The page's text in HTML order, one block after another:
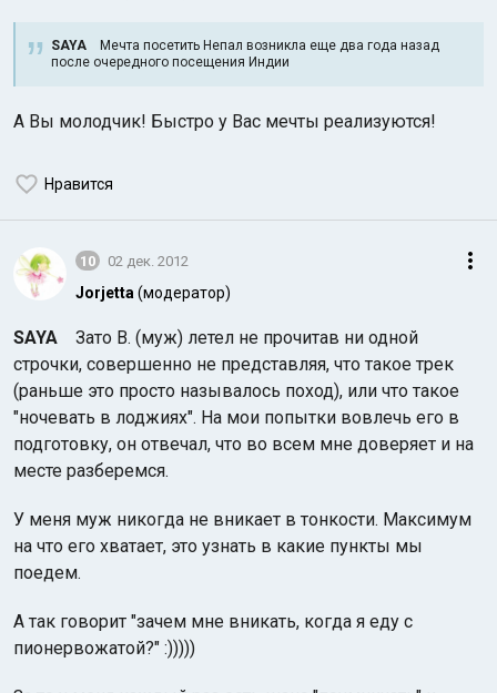
SAYA Мечта посетить Непал возникла еще два года назад
после очередного посещения Индии
А Вы молодчик! Быстро у Вас мечты реализуются!
Нравится
10 02 дек. 2012
Jorjetta (модератор)
SAYA Зато В. (муж) летел не прочитав ни одной
строчки, совершенно не представляя, что такое трек
(раньше это просто называлось поход), или что такое
"ночевать в лоджиях". На мои попытки вовлечь его в
подготовку, он отвечал, что во всем мне доверяет и на
месте разберемся.
У меня муж никогда не вникает в тонкости. Максимум
на что его хватает, это узнать в какие пункты мы
поедем.
А так говорит "зачем мне вникать, когда я еду с
пионервожатой?" :)))))